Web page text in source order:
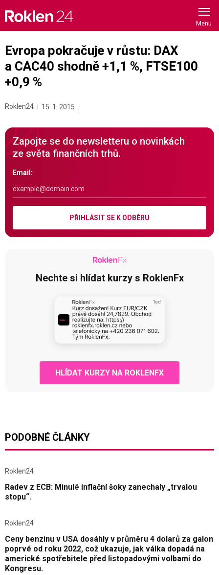
content
Evropa pokračuje v růstu: DAX
a CAC40 shodně +1,1 %, FTSE100
+0,9 %
Roklen24 15. 1. 2015
Zapojte se do newsletteru o novinkách
ze světa finančních trhů.
Email:
PŘIHLÁSIT SE K ODBĚRU
Nechte si hlídat kurzy s RoklenFx
HLÍDAT KURZY NA ROKLENFX
PODOBNÉ ČLÁNKY
Roklen24
Radev z ECB: Minulé inflační šoky zanechaly „trvalou
stopu“.
Roklen24
Ceny benzinu v USA dosáhly v průměru 4 dolarů za galon
poprvé od roku 2022, což ukazuje, jak válka dopadá na
americké spotřebitele před listopadovými volbami do
Kongresu.